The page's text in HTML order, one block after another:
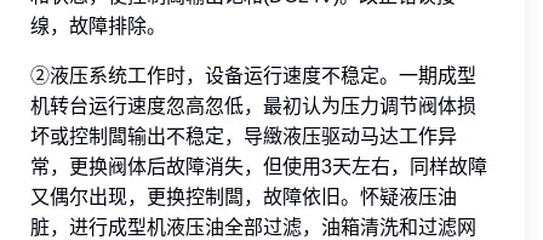
缐，故障排除。
②液压系统工作时，设备运行速度不稳定。一期成型
机转台运行速度忽高忽低，最初认为压力调节阀体损
坏或控制闆输出不稳定，导緻液压驱动马达工作异
常，更换阀体后故障消失，但使用3天左右，同样故障
又偶尔出现，更换控制闆，故障依旧。怀疑液压油
脏，进行成型机液压油全部过滤，油箱清洗和过滤网